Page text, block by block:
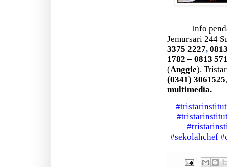
Info
Jemursari 244
3375 2227,
1782 – 0813
(Anggie).
(0341) 3061525,
multimedia.
#sekolahchef